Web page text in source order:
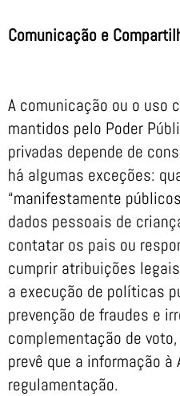
Comunicação e
A comunicação ou o uso
mantidos pelo Poder
privadas depende de
há algumas exceções:
“manifestamente
dados pessoais de
contatar os pais ou
cumprir atribuições
a execução de políticas
prevenção de fraudes e
complementação de
prevê que a informação à
regulamentação.